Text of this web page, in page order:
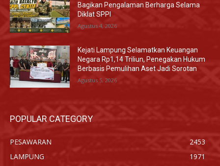
Bagikan Pengalaman Berharga Selama
Diklat SPPI
Agustus 4, 2026
Kejati Lampung Selamatkan Keuangan
Negara Rp1,14 Triliun, Penegakan Hukum
Berbasis Pemulihan Aset Jadi Sorotan
Agustus 5, 2026
POPULAR CATEGORY
PESAWARAN
2453
LAMPUNG
1971